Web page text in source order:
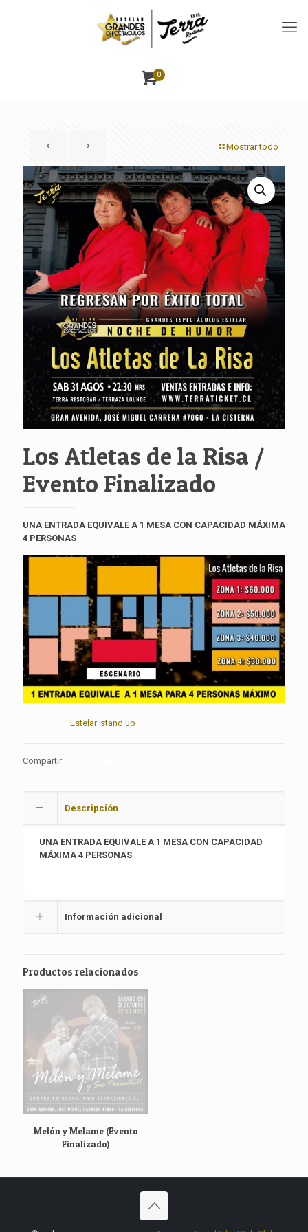
0
Mostrar todo
Los Atletas de la Risa /
Evento Finalizado
UNA ENTRADA EQUIVALE A 1 MESA CON CAPACIDAD MÁXIMA
4 PERSONAS
Estelar, stand up
Compartir
Descripción
UNA ENTRADA EQUIVALE A 1 MESA CON CAPACIDAD
MÁXIMA 4 PERSONAS
Información adicional
Productos relacionados
Melón y Melame (Evento
Finalizado)